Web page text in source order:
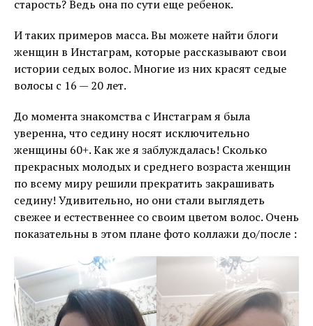
старость? Ведь она по сути еще ребенок.
И таких примеров масса. Вы можете найти блоги
женщин в Инстаграм, которые рассказывают свои
истории седых волос. Многие из них красят седые
волосы с 16 — 20 лет.
До момента знакомства с Инстаграм я была
уверенна, что седину носят исключительно
женщины 60+. Как же я заблуждалась! Сколько
прекрасных молодых и среднего возраста женщин
по всему миру решили прекратить закрашивать
седину! Удивительно, но они стали выглядеть
свежее и естественнее со своим цветом волос. Очень
показательны в этом плане фото коллажи до/после :